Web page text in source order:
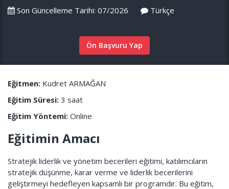
Son Güncelleme Tarihi: 07/2026
Türkçe
Ön Başvuru Yap
Eğitmen: Kudret ARMAĞAN
Eğitim Süresi: 3 saat
Eğitim Yöntemi: Online
Eğitimin Amacı
Stratejik liderlik ve yönetim becerileri eğitimi, katılımcıların
stratejik düşünme, karar verme ve liderlik becerilerini
geliştirmeyi hedefleyen kapsamlı bir programdır. Bu eğitim,